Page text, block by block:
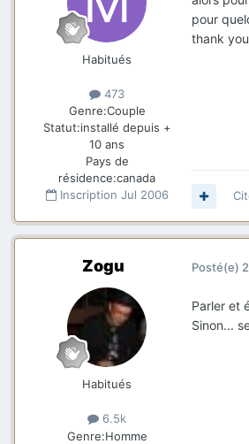
Habitués
473
Genre:Couple
Statut:installé depuis +
10 ans
Pays de
résidence:canada
Inscription Jul 2006
pour
thank you
Zogu
Habitués
6.5k
Genre:Homme
Posté(e)
Parler et
Sinon...